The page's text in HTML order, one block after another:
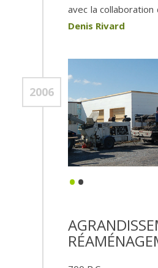
avec la collaboration
Denis Rivard
2006
••